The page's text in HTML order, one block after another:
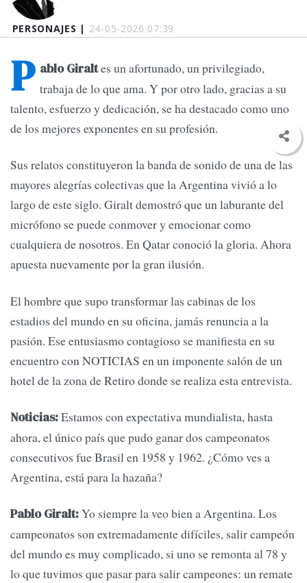
PERSONAJES | 24-05-2026 07:39
P ablo Giraltes un afortunado, un privilegiado,
trabaja de lo que ama. Y por otro lado, gracias a su
talento, esfuerzo y dedicación, se ha destacado como uno
de los mejores exponentes en su profesión.
Sus relatos constituyeron la banda de sonido de una de las
mayores alegrías colectivas que la Argentina vivió a lo
largo de este siglo. Giralt demostró que un laburante del
micrófono se puede conmover y emocionar como
cualquiera de nosotros. En Qatar conoció la gloria. Ahora
apuesta nuevamente por la gran ilusión.
El hombre que supo transformar las cabinas de los
estadios del mundo en su oficina, jamás renuncia a la
pasión. Ese entusiasmo contagioso se manifiesta en su
encuentro con NOTICIAS en un imponente salón de un
hotel de la zona de Retiro donde se realiza esta entrevista.
Noticias:Estamos con expectativa mundialista, hasta
ahora, el único país que pudo ganar dos campeonatos
consecutivos fue Brasil en 1958 y 1962. ¿Cómo ves a
Argentina, está para la hazaña?
Pablo Giralt:Yo siempre la veo bien a Argentina. Los
campeonatos son extremadamente difíciles, salir campeón
del mundo es muy complicado, si uno se remonta al 78 y
lo que tuvimos que pasar para salir campeones: un remate